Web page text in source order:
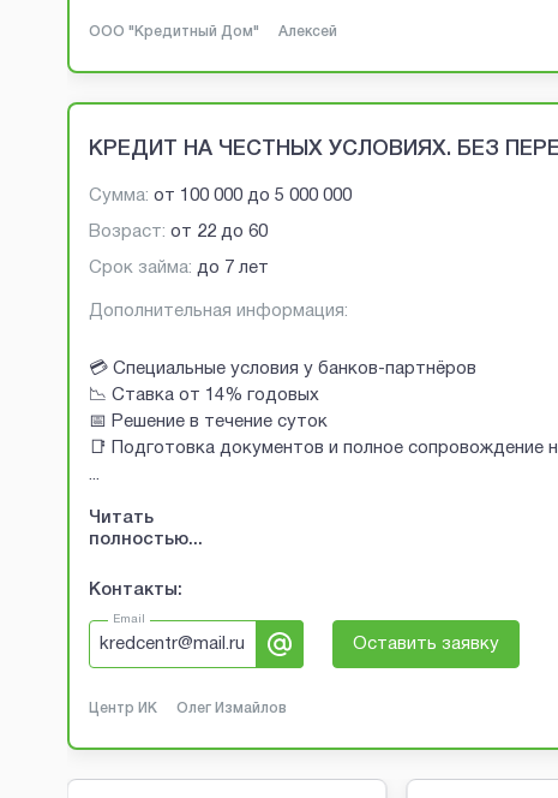
ООО "Кредитный Дом" Алексей
КРЕДИТ НА ЧЕСТНЫХ УСЛОВИЯХ. БЕЗ
Сумма: от 100 000 до 5 000 000
Возраст: от 22 до 60
Срок займа: до 7 лет
Дополнительная информация:
💳 Специальные условия у банков-партнёров
📉 Ставка от 14% годовых
📅 Решение в течение суток
📑 Подготовка документов и полное сопровождение
...
Читать
полностью...
Контакты:
Email
kredcentr@mail.ru Оставить заявку
Центр ИК Олег Измайлов